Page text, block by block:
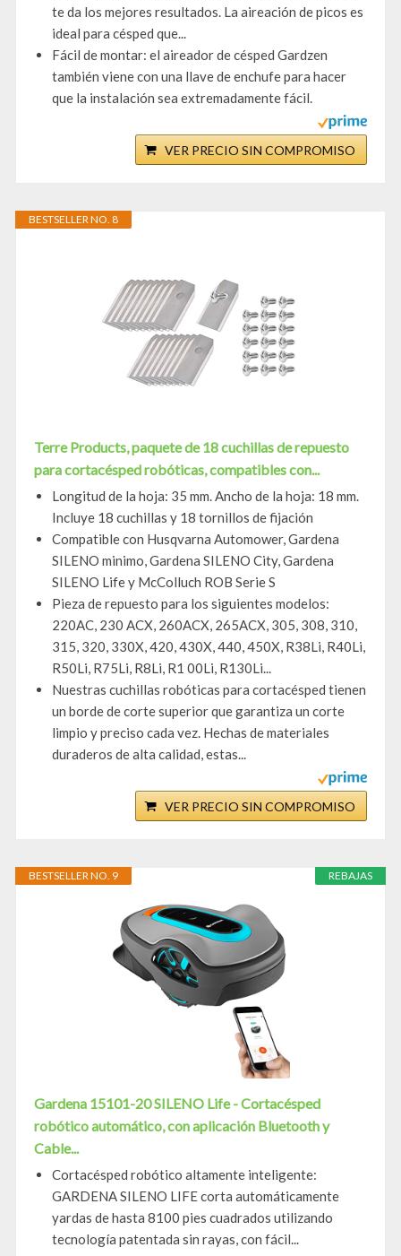
te da los mejores resultados. La aireación de picos es
ideal para césped que...
Fácil de montar: el aireador de césped Gardzen
también viene con una llave de enchufe para hacer
que la instalación sea extremadamente fácil.
VER PRECIO SIN COMPROMISO
BESTSELLER NO. 8
Terre Products, paquete de 18 cuchillas de repuesto
para cortacésped robóticas, compatibles con...
Longitud de la hoja: 35 mm. Ancho de la hoja: 18 mm.
Incluye 18 cuchillas y 18 tornillos de fijación
Compatible con Husqvarna Automower, Gardena
SILENO minimo, Gardena SILENO City, Gardena
SILENO Life y McColluch ROB Serie S
Pieza de repuesto para los siguientes modelos:
220AC, 230 ACX, 260ACX, 265ACX, 305, 308, 310,
315, 320, 330X, 420, 430X, 440, 450X, R38Li, R40Li,
R50Li, R75Li, R8Li, R1 00Li, R130Li...
Nuestras cuchillas robóticas para cortacésped tienen
un borde de corte superior que garantiza un corte
limpio y preciso cada vez. Hechas de materiales
duraderos de alta calidad, estas...
VER PRECIO SIN COMPROMISO
REBAJAS
BESTSELLER NO. 9
Gardena 15101-20 SILENO Life - Cortacésped
robótico automático, con aplicación Bluetooth y
Cable...
Cortacésped robótico altamente inteligente:
GARDENA SILENO LIFE corta automáticamente
yardas de hasta 8100 pies cuadrados utilizando
tecnología patentada sin rayas, con fácil...